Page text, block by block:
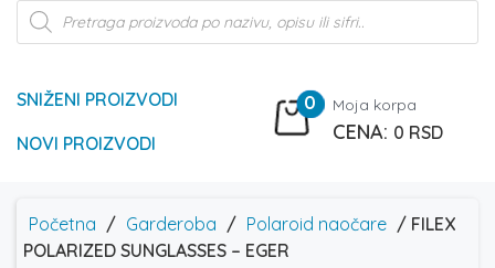
Products
search
SNIŽENI PROIZVODI
NOVI PROIZVODI
0 Moja korpa
0 RSD
Početna / Garderoba / Polaroid naočare / FILEX
POLARIZED SUNGLASSES – EGER